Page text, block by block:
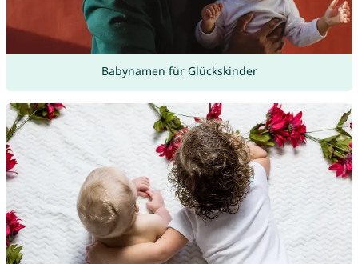
Babynamen für Glückskinder